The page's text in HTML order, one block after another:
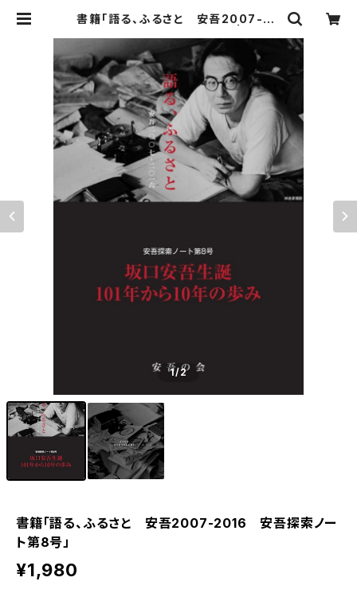
書籍「語る、ふるさと 安吾2007-20
ウインド ネットショップ
1/2
書籍「語る、ふるさと 安吾2007-2016 安吾探索ノー
ト第8号」
¥1,980